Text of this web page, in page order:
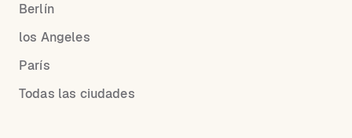
Berlín
los Angeles
París
Todas las ciudades